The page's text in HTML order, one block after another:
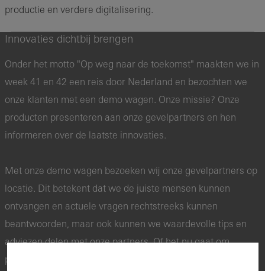
productie en verdere digitalisering.
Innovaties dichtbij brengen
Onder het motto "Op weg naar de toekomst" maakten we in
week 41 en 42 een reis door Nederland en bezochten we
onze klanten met een demo wagen. Onze missie? Onze
producten presenteren aan onze gevelpartners en hen
informeren over de laatste innovaties.
Met onze demo wagen bezoeken wij onze gevelpartners op
locatie. Dit betekent dat we de juiste mensen kunnen
ontvangen en actuele vragen rechtstreeks kunnen
beantwoorden, maar ook kunnen we waardevolle tips en
adviezen delen met onze partners. Of het nu gaat om
productiemedewerkers of medewerkers van de afdeling